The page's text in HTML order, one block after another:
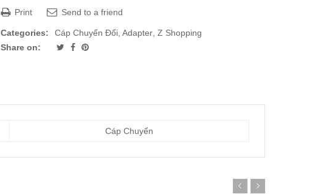
Print Send to a friend
Categories: Cáp Chuyển Đổi, Adapter, Z Shopping
Share on:
Cáp Chuyển